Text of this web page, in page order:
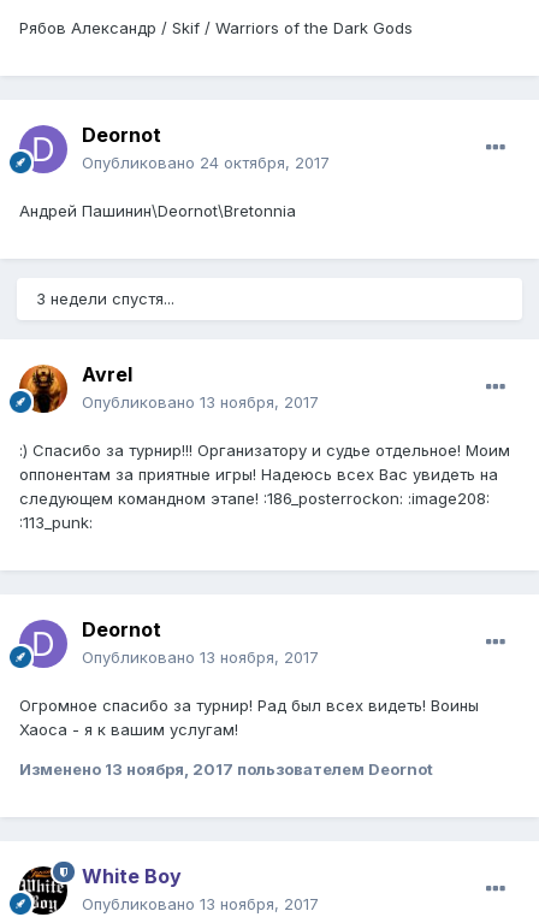
Рябов Александр / Skif / Warriors of the Dark Gods
Deornot
Опубликовано 24 октября, 2017
Андрей Пашинин\Deornot\Bretonnia
3 недели спустя...
Avrel
Опубликовано 13 ноября, 2017
:) Спасибо за турнир!!! Организатору и судье отдельное! Моим
оппонентам за приятные игры! Надеюсь всех Вас увидеть на
следующем командном этапе! :186_posterrockon: :image208:
:113_punk:
Deornot
Опубликовано 13 ноября, 2017
Огромное спасибо за турнир! Рад был всех видеть! Воины
Хаоса - я к вашим услугам!
Изменено 13 ноября, 2017 пользователем Deornot
White Boy
Опубликовано 13 ноября, 2017